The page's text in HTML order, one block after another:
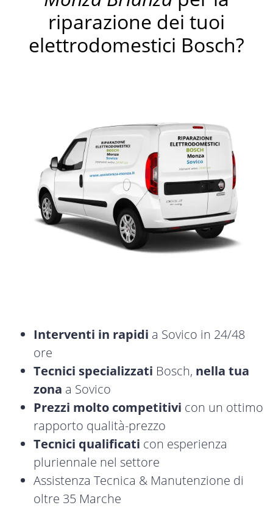
riparazione dei tuoi
elettrodomestici Bosch?
Interventi in rapidi a Sovico in 24/48
ore
Tecnici specializzati Bosch, nella tua
zona a Sovico
Prezzi molto competitivi con un ottimo
rapporto qualità-prezzo
Tecnici qualificati con esperienza
pluriennale nel settore
Assistenza Tecnica & Manutenzione di
oltre 35 Marche